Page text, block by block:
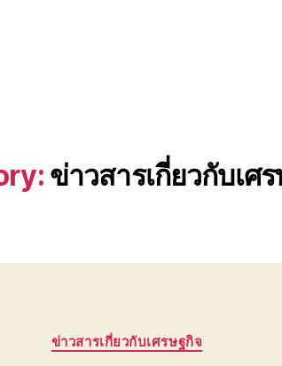
ข่าวสารเกี่ยวกับเศ
Categories
ข่าวสารเกี่ยวกับเศรษฐกิจ